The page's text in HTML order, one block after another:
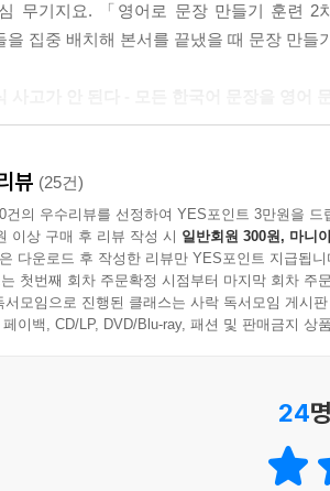
무기지요. 「영어로 문장 만들기 훈련 2
을 집중 배치해 본서를 끝냈을 때 문장 만들
모든 한국어 문장을 영어 문장 순서로 배
한국어 문장을 자꾸 보다 보면 한국어 문
-영어 1대 1 전환에 급급하다 - 적재적소에
을 영어로 1대 1로 바꾸려고 하면 잘 안되
뷰 (25건)
건의 우수리뷰를 선정하여 YES포인트 3만원을 드
이상 구매 후 리뷰 작성 시 일반회원 300원, 마니
다운로드 후 작성한 리뷰만 YES포인트 지급됩니
첫번째 회차 주문확정 시점부터 마지막 회차 주
서모임으로 진행된 클래스는 사락 독서모임 게시
이백, CD/LP, DVD/Blu-ray, 패션 및 판매금지 상
24